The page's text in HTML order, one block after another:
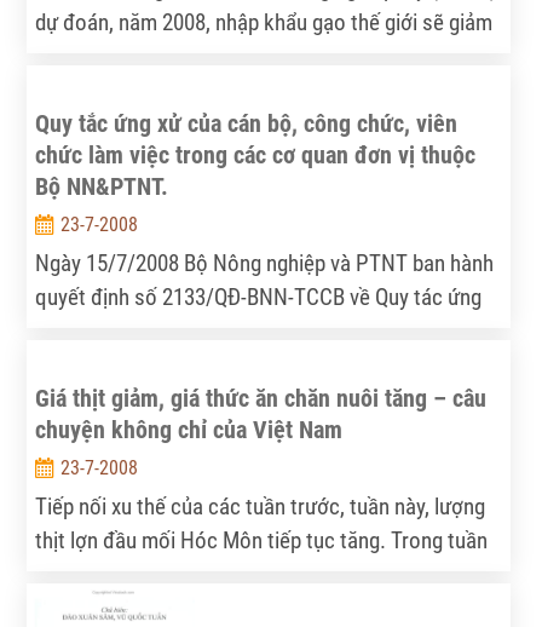
dự đoán, năm 2008, nhập khẩu gạo thế giới sẽ giảm
Phillipines, lượng gạo nhập khẩu năm 2008 sẽ tăng
10% so với năm 2007.
Quy tắc ứng xử của cán bộ, công chức, viên
chức làm việc trong các cơ quan đơn vị thuộc
Bộ NN&PTNT.
23-7-2008
Ngày 15/7/2008 Bộ Nông nghiệp và PTNT ban hành
quyết định số 2133/QĐ-BNN-TCCB về Quy tác ứng
nhiệm vụ, công vụ và trong quan hệ xã hội, quan hệ
giữa công chức với doanh nghiệp và công dân.
Giá thịt giảm, giá thức ăn chăn nuôi tăng – câu
chuyện không chỉ của Việt Nam
23-7-2008
Tiếp nối xu thế của các tuần trước, tuần này, lượng
thịt lợn đầu mối Hóc Môn tiếp tục tăng. Trong tuần
tăng 4 tấn so với tuần ngày 5/7. Cá biệt trong ngày